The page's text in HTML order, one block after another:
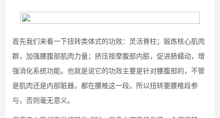
首先我们来看一下扭转类体式的功效：灵活脊柱；锻炼核心肌肉
群，加强腰腹部肌肉力量；挤压按摩腹部内脏，促进肠蠕动，增
强消化系统功能。也就是说它的功效主要是针对腰腹部的，不管
是肌肉还是内部脏器，都在腰椎这一段。所以扭转要腰椎段参
与，否则毫无意义。